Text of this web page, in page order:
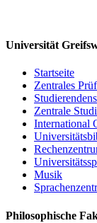
Universität
Startseite
Zentrales
Zentrale
International
Musik
Philosophische